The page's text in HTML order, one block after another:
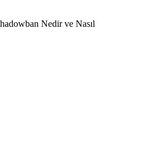
Nedir ve Nasıl